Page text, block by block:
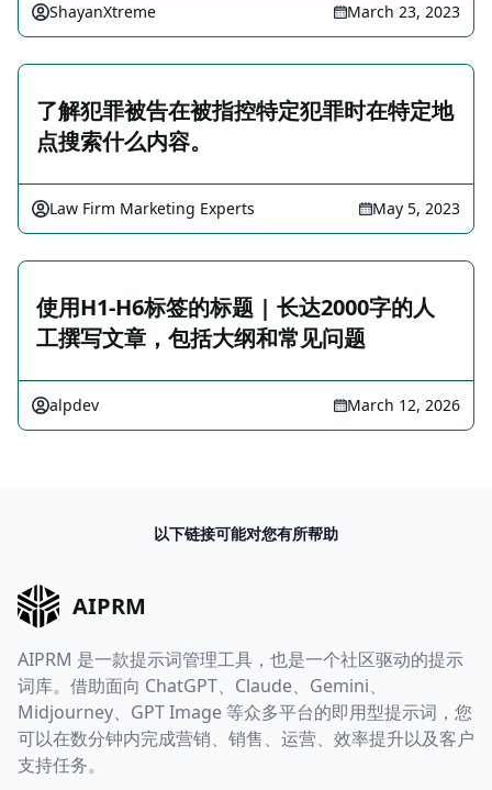
ShayanXtreme March 23, 2023
了解犯罪被告在被指控特定犯罪时在特定地
点搜索什么内容。
Law Firm Marketing Experts May 5, 2023
使用H1-H6标签的标题 | 长达2000字的人
工撰写文章，包括大纲和常见问题
alpdev March 12, 2026
以下链接可能对您有所帮助
AIPRM
AIPRM 是一款提示词管理工具，也是一个社区驱动的提示
词库。借助面向 ChatGPT、Claude、Gemini、
Midjourney、GPT Image 等众多平台的即用型提示词，您
可以在数分钟内完成营销、销售、运营、效率提升以及客户
支持任务。